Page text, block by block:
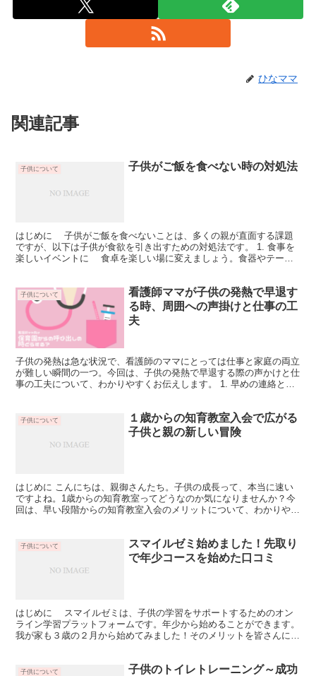
ひなママ
関連記事
子供について 子供がご飯を食べない時の対処法
はじめに 子供がご飯を食べないことは、多くの親が直面する課題
ですが、以下は子供が食欲を引き出すための対処法です。 1. 食事を
楽しいイベントに 食卓を楽しい場に変えましょう。食器やテーブ
子供について
看護師ママが子供の発熱で早退す
る時、周囲への声掛けと仕事の工
夫
子供の発熱は急な状況で、看護師のママにとっては仕事と家庭の両立
が難しい瞬間の一つ。今回は、子供の発熱で早退する際の声かけと仕
事の工夫について、わかりやすくお伝えします。 1. 早めの連絡と理
子供について
１歳からの知育教室入会で広がる
子供と親の新しい冒険
はじめに こんにちは、親御さんたち。子供の成長って、本当に速い
ですよね。1歳からの知育教室ってどうなのか気になりませんか？今
回は、早い段階からの知育教室入会のメリットについて、わかりやす
子供について
スマイルゼミ始めました！先取り
で年少コースを始めた口コミ
はじめに スマイルゼミは、子供の学習をサポートするためのオン
ライン学習プラットフォームです。年少から始めることができます。
我が家も３歳の２月から始めてみました！そのメリットを皆さんにお
子供について
子供のトイレトレーニング～成功